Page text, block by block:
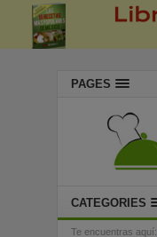
PAGES
CATEGORIES
Te encuentras aquí: